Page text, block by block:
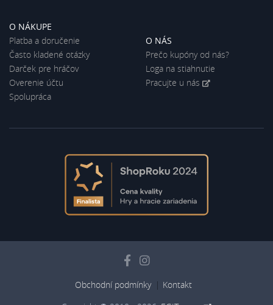
O NÁKUPE
Platba a doručenie
Často kladené otázky
Darček pre hráčov
Overenie účtu
Spolupráca
O NÁS
Prečo kupóny od nás?
Loga na stiahnutie
Pracujte u nás
Obchodní podmínky Kontakt